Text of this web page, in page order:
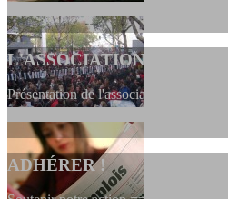
L'ASSOCIATION
Présentation de l'association et de sa
ADHÉRER !